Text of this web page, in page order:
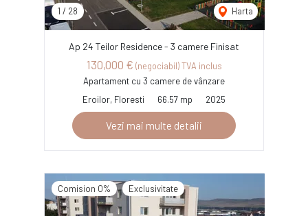
1 / 28 Harta
Ap 24 Teilor Residence - 3 camere Finisat
130,000 € (negociabil) TVA inclus
Apartament cu 3 camere de vânzare
Eroilor, Floresti
66.57 mp 2025
Vezi mai multe detalii
Comision 0% Exclusivitate